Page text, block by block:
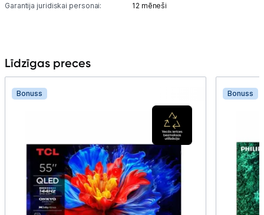
Garantija juridiskai personai: 12 mēneši
Līdzīgas preces
Bonuss Bonuss